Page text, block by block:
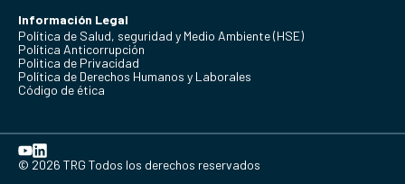
Información Legal
Política de Salud, seguridad y Medio Ambiente (HSE)
Política Anticorrupción
Politica de Privacidad
Política de Derechos Humanos y Laborales
Código de ética
© 2026 TRG Todos los derechos reservados